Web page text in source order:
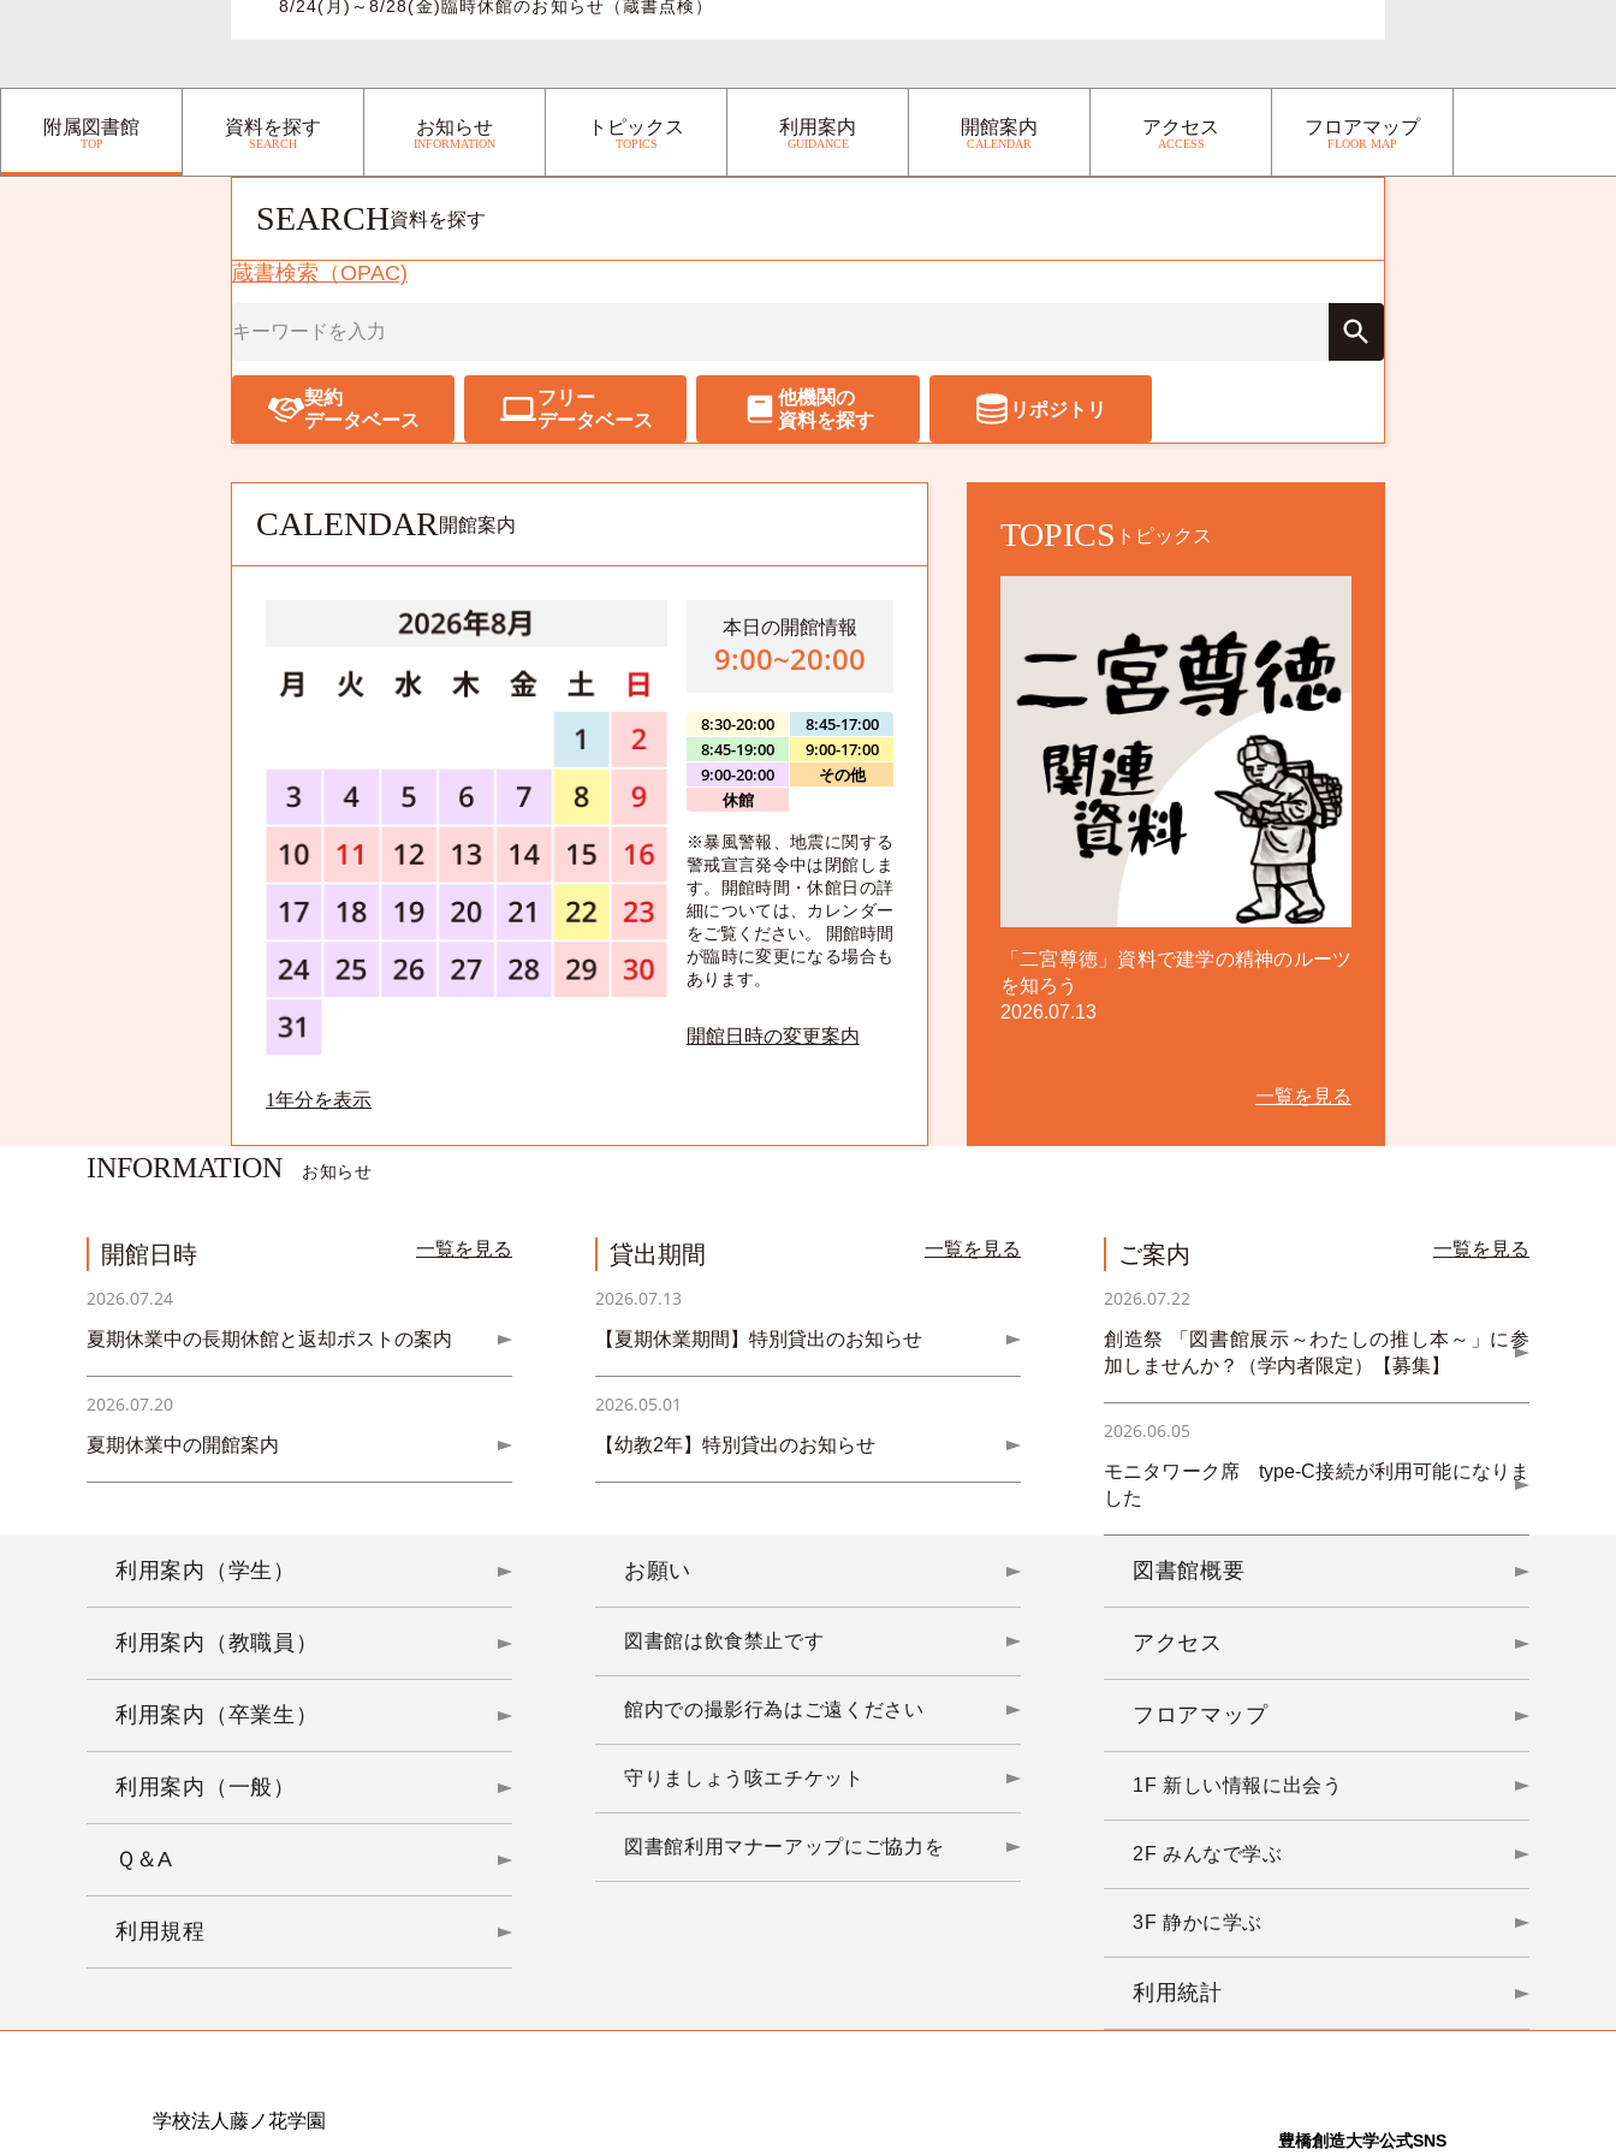
8/24(月)～8/28(金)臨時休館のお知らせ（蔵書点検）
附属図書館
TOP
資料を探す
SEARCH
お知らせ
INFORMATION
トピックス
TOPICS
利⽤案内
GUIDANCE
開館案内
CALENDAR
アクセス
ACCESS
フロアマップ
FLOOR MAP
SEARCH資料を探す
蔵書検索（OPAC)
契約
データベース
フリー
データベース
他機関の
資料を探す
リポジトリ
CALENDAR 開館案内
1年分を表示
本日の開館情報
9:00~20:00
8:30-20:00
8:45-17:00
8:45-19:00
9:00-17:00
9:00-20:00
その他
休館
※暴風警報、地震に関する
警戒宣言発令中は閉館しま
す。開館時間・休館日の詳
細については、カレンダー
をご覧ください。 開館時間
が臨時に変更になる場合も
あります。
開館日時の変更案内
TOPICS トピックス
「二宮尊徳」資料で建学の精神のルーツ
を知ろう
2026.07.13
一覧を見る
INFORMATION お知らせ
開館日時 一覧を見る
2026.07.24
夏期休業中の長期休館と返却ポストの案内
2026.07.20
夏期休業中の開館案内
貸出期間 一覧を見る
2026.07.13
【夏期休業期間】特別貸出のお知らせ
2026.05.01
【幼教2年】特別貸出のお知らせ
ご案内 一覧を見る
2026.07.22
創造祭 「図書館展示～わたしの推し本～」に参
加しませんか？（学内者限定）【募集】
2026.06.05
モニタワーク席 type-C接続が利用可能になりま
した
利用案内（学生）
利用案内（教職員）
利用案内（卒業生）
利用案内（一般）
Ｑ＆A
利用規程
お願い
図書館は飲食禁止です
館内での撮影行為はご遠ください
守りましょう咳エチケット
図書館利用マナーアップにご協力を
図書館概要
アクセス
フロアマップ
1F 新しい情報に出会う
2F みんなで学ぶ
3F 静かに学ぶ
利用統計
学校法人藤ノ花学園
豊橋創造大学公式SNS